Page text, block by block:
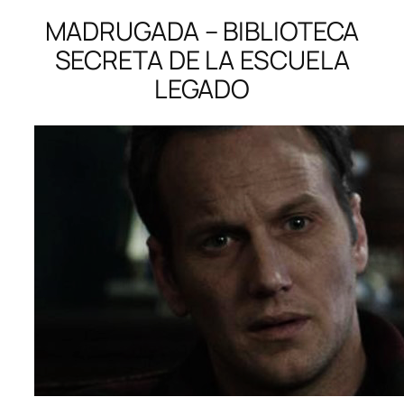
MADRUGADA – BIBLIOTECA
SECRETA DE LA ESCUELA
LEGADO